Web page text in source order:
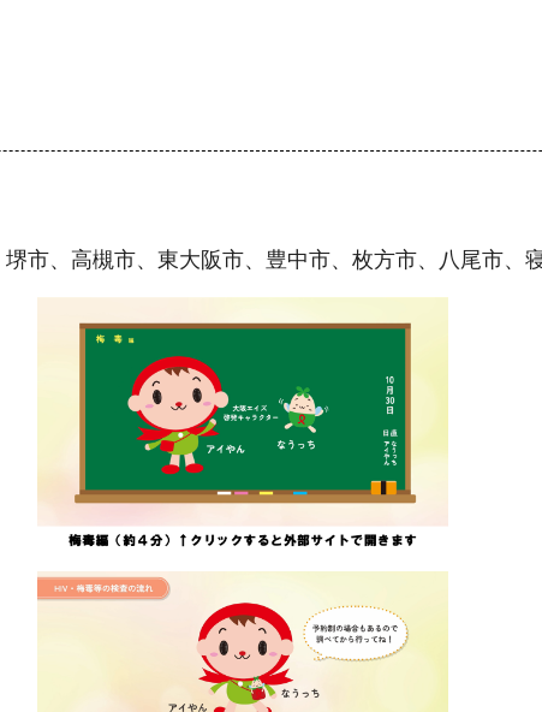
市、高槻市、東大阪市、豊中市、枚方市、八尾市、